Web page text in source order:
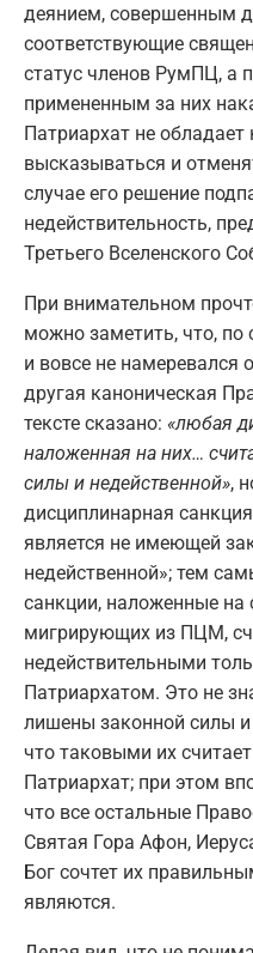
деянием, совершенным
соответствующие
статус членов РумПЦ, а
примененным за них
Патриархат не
высказываться и
случае его решение
недействительность,
Третьего Вселенского
При внимательном
можно заметить, что, по
и вовсе не намеревался
другая каноническая
тексте сказано: «любая
наложенная на них…
силы и недейственной»,
дисциплинарная
является не имеющей
недейственной»; тем
санкции, наложенные
мигрирующих из ПЦМ,
недействительными
Патриархатом. Это не
лишены законной силы и
что таковыми их
Патриархат; при этом
что все остальные
Святая Гора Афон,
Бог сочтет их
являются.